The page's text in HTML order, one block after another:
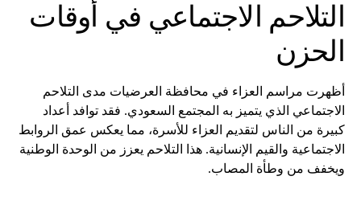
التلاحم الاجتماعي في أوقات
الحزن
أظهرت مراسم العزاء في محافظة العرضيات مدى التلاحم
الاجتماعي الذي يتميز به المجتمع السعودي. فقد توافد أعداد
كبيرة من الناس لتقديم العزاء للأسرة، مما يعكس عمق الروابط
الاجتماعية والقيم الإنسانية. هذا التلاحم يعزز من الوحدة الوطنية
ويخفف من وطأة المصاب.